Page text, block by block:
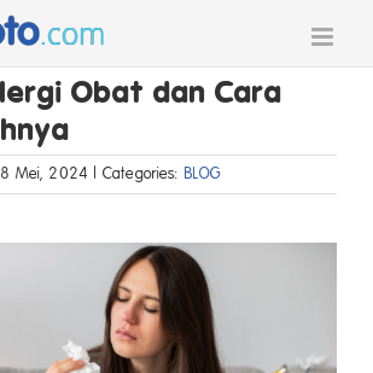
Obat dan Cara
8 Mei, 2024 | Categories: BLOG